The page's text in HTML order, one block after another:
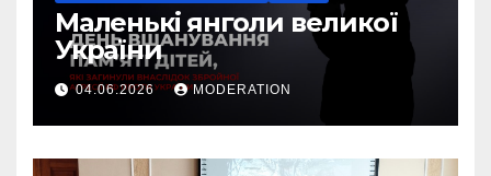
Маленькі янголи великої
України
04.06.2026 MODERATION